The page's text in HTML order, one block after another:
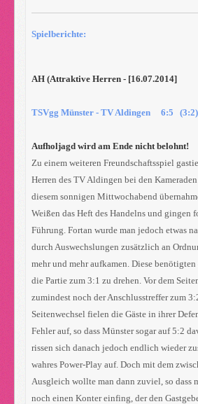
Spielberichte:
AH (Attraktive Herren - [16.07.2014]
TSVgg Münster - TV Aldingen 6:5 (3:2)
Aufholjagd wird am Ende nicht belohnt!
Zu einem weiteren Freundschaftsspiel
Herren des TV Aldingen bei den
diesem sonnigen Mittwochabend
Weißen das Heft des Handelns und
Führung. Fortan wurde man jedoch etwas
durch Auswechslungen zusätzlich an
mehr und mehr aufkamen. Diese
die Partie zum 3:1 zu drehen. Vor dem
zumindest noch der Anschlusstreffer zum
Seitenwechsel fielen die Gäste in ihrer
Fehler auf, so dass Münster sogar auf 5:2
rissen sich danach jedoch endlich wieder
wahres Power-Play auf. Doch mit dem
Ausgleich wollte man dann zuviel, so dass
noch einen Konter einfing, der den